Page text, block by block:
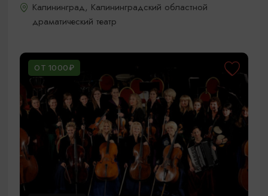
Калининград, Калининградский областной
драматический театр
ОТ 1000₽